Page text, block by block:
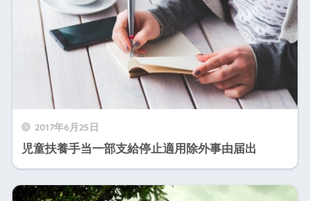
2017年6月25日
児童扶養手当一部支給停止適用除外事由届出